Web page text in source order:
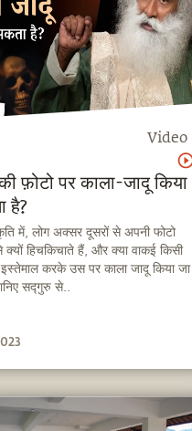
Video
फ़ोटो पर काला-जादू किया
है?
में, लोग अक्सर दूसरों से अपनी फोटो
हिचकिचाते हैं, और क्या वाकई किसी
इस्तेमाल करके उस पर काला जादू किया जा
सद्गुरु से..